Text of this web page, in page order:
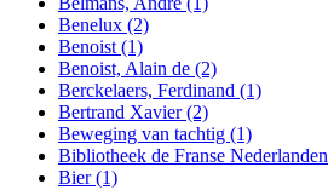
Benelux (2)
Benoist (1)
Benoist, Alain de (2)
Berckelaers, Ferdinand (1)
Bertrand Xavier(2)
Beweging van tachtig (1)
Bibliotheek de Franse Nederlanden
Bier(1)